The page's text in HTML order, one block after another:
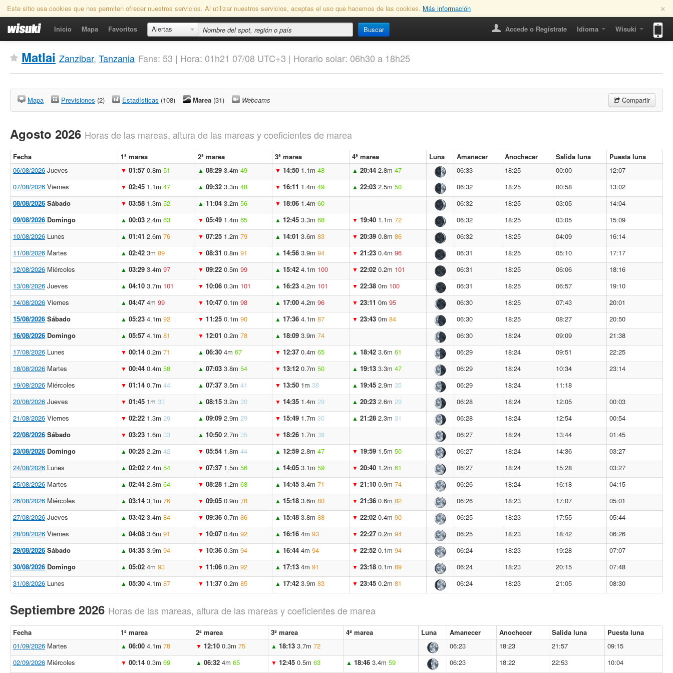
×
Este sitio usa cookies que nos permiten ofrecer nuestros servicios. Al utilizar nuestros servicios, aceptas el uso que hacemos de las cookies. Más información
Inicio Mapa Favoritos Alertas Buscar Accede o Regístrate Idioma Wisuki
Matlai Zanzibar, Tanzania Fans: 53 | Hora: 01h21 07/08 UTC+3 | Horario solar: 06h30 a 18h25
Mapa Previsiones (2) Estadísticas (108) Marea (31) Webcams Compartir
Agosto 2026 Horas de las mareas, altura de las mareas y coeficientes de marea
Fecha 1ª marea 2ª marea 3ª marea 4ª marea Luna Amanecer Anochecer Salida luna
Puesta luna
06/08/2026 Jueves ▼ 01:57 0.8m 51 ▲ 08:29 3.4m 49 ▼ 14:50 1.1m 48 ▲ 20:44 2.8m 47 06:33 18:25 00:00
12:07
07/08/2026 Viernes ▼ 02:45 1.1m 47 ▲ 09:32 3.3m 48 ▼ 16:11 1.4m 49 ▲ 22:03 2.5m 50 06:32 18:25 00:58
13:02
08/08/2026 Sábado ▼ 03:58 1.3m 52 ▲ 11:04 3.2m 56 ▼ 18:06 1.4m 60 06:32 18:25 03:05
14:04
09/08/2026 Domingo ▲ 00:03 2.4m 63 ▼ 05:49 1.4m 65 ▲ 12:45 3.3m 68 ▼ 19:40 1.1m 72 06:32 18:25 03:05
15:09
10/08/2026 Lunes ▲ 01:41 2.6m 76 ▼ 07:25 1.2m 79 ▲ 14:01 3.6m 83 ▼ 20:39 0.8m 86 06:32 18:25 04:09
16:14
11/08/2026 Martes ▲ 02:42 3m 89 ▼ 08:31 0.8m 91 ▲ 14:56 3.9m 94 ▼ 21:23 0.4m 96 06:31 18:25 05:10
17:17
12/08/2026 Miércoles ▲ 03:29 3.4m 97 ▼ 09:22 0.5m 99 ▲ 15:42 4.1m 100 ▼ 22:02 0.2m 101 06:31 18:25 06:06
18:16
13/08/2026 Jueves ▲ 04:10 3.7m 101 ▼ 10:06 0.3m 101 ▲ 16:23 4.2m 101 ▼ 22:38 0m 100 06:31 18:25 06:57
19:10
14/08/2026 Viernes ▲ 04:47 4m 99 ▼ 10:47 0.1m 98 ▲ 17:00 4.2m 96 ▼ 23:11 0m 95 06:30 18:25 07:43
20:01
15/08/2026 Sábado ▲ 05:23 4.1m 92 ▼ 11:25 0.1m 90 ▲ 17:36 4.1m 87 ▼ 23:43 0m 84 06:30 18:25 08:27
20:50
16/08/2026 Domingo ▲ 05:57 4.1m 81 ▼ 12:01 0.2m 78 ▲ 18:09 3.9m 74 06:30 18:24 09:09
21:38
17/08/2026 Lunes ▼ 00:14 0.2m 71 ▲ 06:30 4m 67 ▼ 12:37 0.4m 65 ▲ 18:42 3.6m 61 06:29 18:24 09:51
22:25
18/08/2026 Martes ▼ 00:44 0.4m 58 ▲ 07:03 3.8m 54 ▼ 13:12 0.7m 50 ▲ 19:13 3.3m 47 06:29 18:24 10:34
23:14
19/08/2026 Miércoles ▼ 01:14 0.7m 44 ▲ 07:37 3.5m 41 ▼ 13:50 1m 38 ▲ 19:45 2.9m 35 06:29 18:24
11:18
20/08/2026 Jueves ▼ 01:45 1m 33 ▲ 08:15 3.2m 30 ▼ 14:35 1.4m 29 ▲ 20:23 2.6m 29 06:28 18:24 12:05
00:03
21/08/2026 Viernes ▼ 02:22 1.3m 29 ▲ 09:09 2.9m 29 ▼ 15:49 1.7m 30 ▲ 21:28 2.3m 31 06:28 18:24 12:54
00:54
22/08/2026 Sábado ▼ 03:23 1.6m 33 ▲ 10:50 2.7m 35 ▼ 18:26 1.7m 38 06:27 18:24 13:44
01:45
23/08/2026 Domingo ▲ 00:25 2.2m 42 ▼ 05:54 1.8m 44 ▲ 12:59 2.8m 47 ▼ 19:59 1.5m 50 06:27 18:24 14:36
03:27
24/08/2026 Lunes ▲ 02:02 2.4m 54 ▼ 07:37 1.5m 56 ▲ 14:05 3.1m 59 ▼ 20:40 1.2m 61 06:27 18:24 15:28
03:27
25/08/2026 Martes ▲ 02:44 2.8m 64 ▼ 08:28 1.2m 68 ▲ 14:45 3.4m 71 ▼ 21:10 0.9m 74 06:26 18:24 16:18
04:15
26/08/2026 Miércoles ▲ 03:14 3.1m 76 ▼ 09:05 0.9m 78 ▲ 15:18 3.6m 80 ▼ 21:36 0.6m 82 06:26 18:23 17:07
05:01
27/08/2026 Jueves ▲ 03:42 3.4m 84 ▼ 09:36 0.7m 86 ▲ 15:48 3.8m 88 ▼ 22:02 0.4m 90 06:25 18:23 17:55
05:44
28/08/2026 Viernes ▲ 04:08 3.6m 91 ▼ 10:07 0.4m 92 ▲ 16:16 4m 93 ▼ 22:27 0.2m 94 06:25 18:23 18:42
06:26
29/08/2026 Sábado ▲ 04:35 3.9m 94 ▼ 10:36 0.3m 94 ▲ 16:44 4m 94 ▼ 22:52 0.1m 94 06:24 18:23 19:28
07:07
30/08/2026 Domingo ▲ 05:02 4m 93 ▼ 11:06 0.2m 92 ▲ 17:13 4m 91 ▼ 23:18 0.1m 89 06:24 18:23 20:15
07:48
31/08/2026 Lunes ▲ 05:30 4.1m 87 ▼ 11:37 0.2m 85 ▲ 17:42 3.9m 83 ▼ 23:45 0.2m 81 06:24 18:23 21:05 08:30
Septiembre 2026 Horas de las mareas, altura de las mareas y coeficientes de marea
Fecha 1ª marea 2ª marea 3ª marea 4ª marea Luna Amanecer Anochecer Salida luna
Puesta luna
01/09/2026 Martes ▲ 06:00 4.1m 78 ▼ 12:10 0.3m 75 ▲ 18:13 3.7m 72 06:23 18:23 21:57
09:15
02/09/2026 Miércoles ▼ 00:14 0.3m 69 ▲ 06:32 4m 65 ▼ 12:45 0.5m 63 ▲ 18:46 3.4m 59 06:23 18:22 22:53 10:04